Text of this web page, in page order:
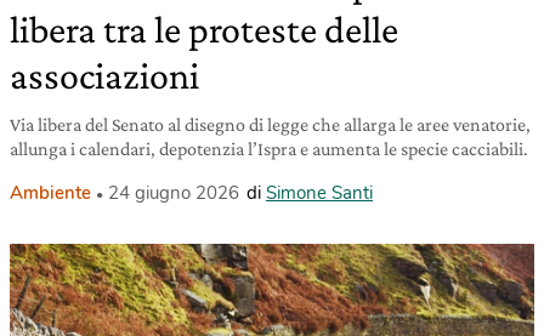
libera tra le proteste delle
associazioni
Via libera del Senato al disegno di legge che allarga le aree venatorie,
allunga i calendari, depotenzia l’Ispra e aumenta le specie cacciabili.
Ambiente 24 giugno 2026 di Simone Santi